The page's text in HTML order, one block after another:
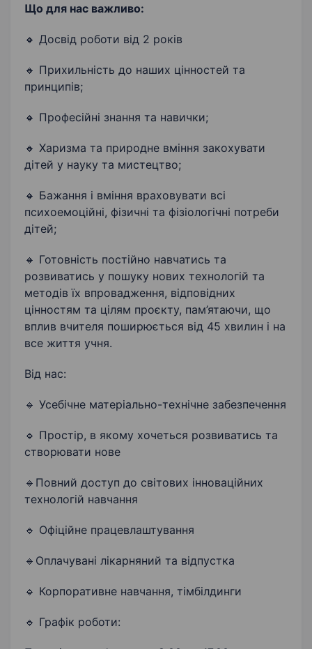
Що для нас важливо:
🔸 Досвід роботи від 2 років
🔸 Прихильність до наших цінностей та
принципів;
🔸 Професійні знання та навички;
🔸 Харизма та природне вміння закохувати
дітей у науку та мистецтво;
🔸 Бажання і вміння враховувати всі
психоемоційні, фізичні та фізіологічні потреби
дітей;
🔸 Готовність постійно навчатись та
розвиватись у пошуку нових технологій та
методів їх впровадження, відповідних
цінностям та цілям проєкту, пам’ятаючи, що
вплив вчителя поширюється від 45 хвилин і на
все життя учня.
Від нас:
🔹 Усебічне матеріально-технічне забезпечення
🔹 Простір, в якому хочеться розвиватись та
створювати нове
🔹Повний доступ до світових інноваційних
технологій навчання
🔹 Офіційне працевлаштування
🔹Оплачувані лікарняний та відпустка
🔹 Корпоративне навчання, тімбілдинги
🔹 Графік роботи: